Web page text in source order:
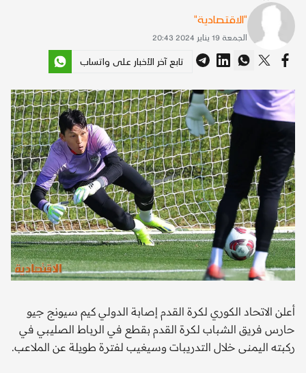
"الاقتصادية"
الجمعة 19 يناير 2024 20:43
تابع آخر الأخبار على واتساب
أعلن الاتحاد الكوري لكرة القدم إصابة الدولي كيم سيونج جيو
حارس فريق الشباب لكرة القدم بقطع في الرباط الصليبي في
ركبته اليمنى خلال التدريبات وسيغيب لفترة طويلة عن الملاعب.